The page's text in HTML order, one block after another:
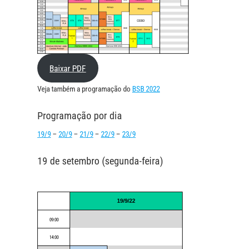
Baixar PDF
Veja também a programação do BSB 2022
Programação por dia
19/9 – 20/9 – 21/9 – 22/9 – 23/9
19 de setembro (segunda-feira)
19/9/22
09:00
14:00